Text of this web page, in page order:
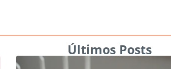
Últimos Posts